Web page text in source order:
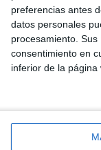
preferencias antes
datos personales
procesamiento.
consentimiento en
inferior de la página
de
vehículos que